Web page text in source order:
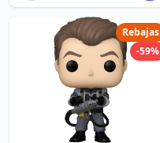
Rebajas
-59%